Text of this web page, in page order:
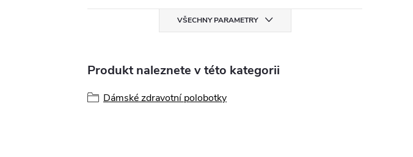
VŠECHNY PARAMETRY
Produkt naleznete v této kategorii
Dámské zdravotní polobotky